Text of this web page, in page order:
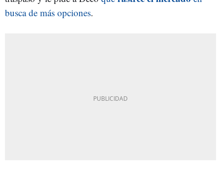
busca de más opciones.